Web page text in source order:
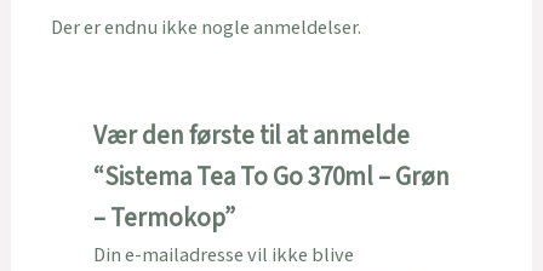
Der er endnu ikke nogle anmeldelser.
Vær den første til at anmelde
“Sistema Tea To Go 370ml – Grøn
– Termokop”
Din e-mailadresse vil ikke blive